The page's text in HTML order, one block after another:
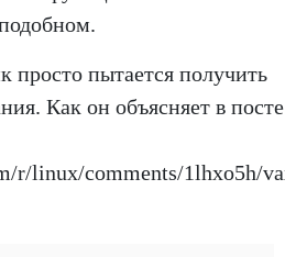
просто пытается получить
Как он объясняет в посте
r/linux/comments/1lhxo5h/